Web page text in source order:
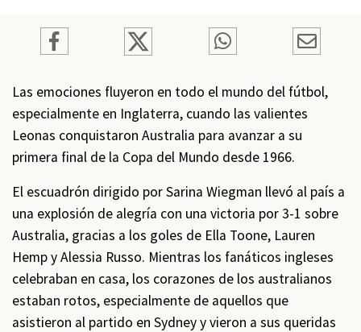
Las emociones fluyeron en todo el mundo del fútbol,
especialmente en Inglaterra, cuando las valientes
Leonas conquistaron Australia para avanzar a su
primera final de la Copa del Mundo desde 1966.
El escuadrón dirigido por Sarina Wiegman llevó al país a
una explosión de alegría con una victoria por 3-1 sobre
Australia, gracias a los goles de Ella Toone, Lauren
Hemp y Alessia Russo. Mientras los fanáticos ingleses
celebraban en casa, los corazones de los australianos
estaban rotos, especialmente de aquellos que
asistieron al partido en Sydney y vieron a sus queridas